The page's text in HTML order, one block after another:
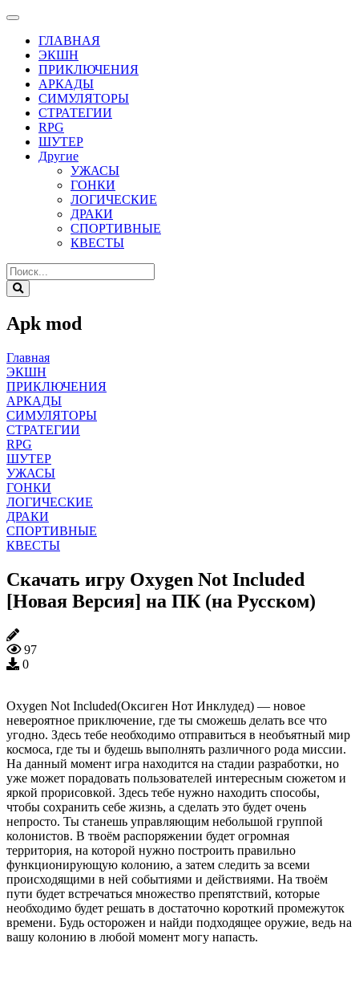
ГЛАВНАЯ
ЭКШН
ПРИКЛЮЧЕНИЯ
АРКАДЫ
СИМУЛЯТОРЫ
СТРАТЕГИИ
RPG
ШУТЕР
Другие
УЖАСЫ
ГОНКИ
ЛОГИЧЕСКИЕ
ДРАКИ
СПОРТИВНЫЕ
КВЕСТЫ
Apk mod
Главная
ЭКШН
ПРИКЛЮЧЕНИЯ
АРКАДЫ
СИМУЛЯТОРЫ
СТРАТЕГИИ
RPG
ШУТЕР
УЖАСЫ
ГОНКИ
ЛОГИЧЕСКИЕ
ДРАКИ
СПОРТИВНЫЕ
КВЕСТЫ
Скачать игру Oxygen Not Included
[Новая Версия] на ПК (на Русском)
97
0
Oxygen Not Included(Оксиген Нот Инклудед) — новое
невероятное приключение, где ты сможешь делать все что
угодно. Здесь тебе необходимо отправиться в необъятный мир
космоса, где ты и будешь выполнять различного рода миссии.
На данный момент игра находится на стадии разработки, но
уже может порадовать пользователей интересным сюжетом и
яркой прорисовкой. Здесь тебе нужно находить способы,
чтобы сохранить себе жизнь, а сделать это будет очень
непросто. Ты станешь управляющим небольшой группой
колонистов. В твоём распоряжении будет огромная
территория, на которой нужно построить правильно
функционирующую колонию, а затем следить за всеми
происходящими в ней событиями и действиями. На твоём
пути будет встречаться множество препятствий, которые
необходимо будет решать в достаточно короткий промежуток
времени. Будь осторожен и найди подходящее оружие, ведь на
вашу колонию в любой момент могу напасть.